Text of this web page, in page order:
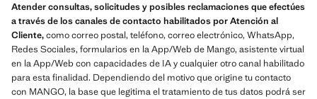
Atender consultas, solicitudes y posibles reclamaciones que efectúes
a través de los canales de contacto habilitados por Atención al
Cliente,como correo postal, teléfono, correo electrónico, WhatsApp,
Redes Sociales, formularios en la App/Web de Mango, asistente virtual
en la App/Web con capacidades de IA y cualquier otro canal habilitado
para esta finalidad. Dependiendo del motivo que origine tu contacto
con MANGO, la base que legitima el tratamiento de tus datos podrá ser